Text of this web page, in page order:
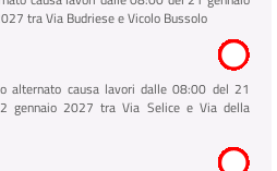
tra Via Budriese e Vicolo Bussolo
alternato causa lavori dalle 08:00 del 21
gennaio 2027 tra Via Selice e Via della